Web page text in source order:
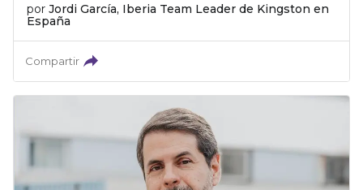
por Jordi García, Iberia Team Leader de Kingston en
España
Compartir